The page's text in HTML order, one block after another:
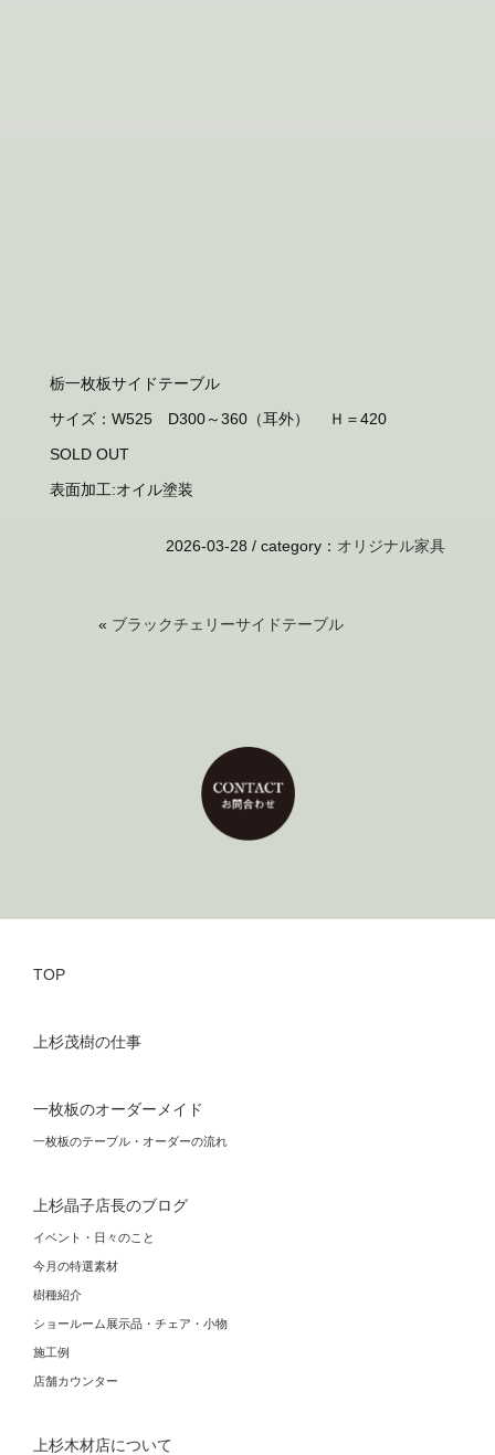
栃一枚板サイドテーブル
サイズ：W525 D300～360（耳外） Ｈ＝420
SOLD OUT
表面加工:オイル塗装
2026-03-28 /category ： オリジナル家具
« ブラックチェリーサイドテーブル
TOP
上杉茂樹の仕事
一枚板のオーダーメイド
一枚板のテーブル・オーダーの流れ
上杉晶子店長のブログ
イベント・日々のこと
今月の特選素材
樹種紹介
ショールーム展示品・チェア・小物
施工例
店舗カウンター
上杉木材店について